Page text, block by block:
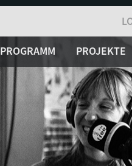
PROGRAMM PROJEKTE